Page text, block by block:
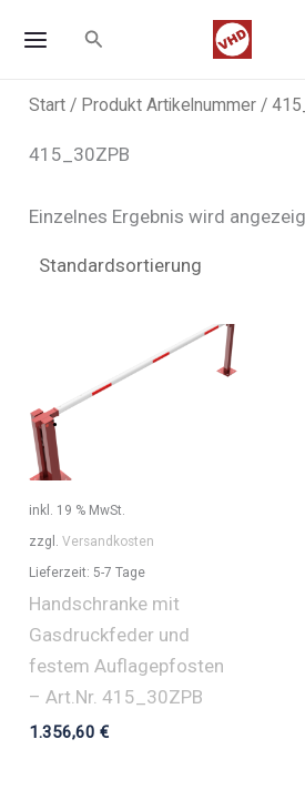
Inhalt
Suchen
Start / Produkt Artikelnummer /
415_30ZPB
Einzelnes Ergebnis wird
inkl. 19 % MwSt.
zzgl.Versandkosten
Lieferzeit: 5-7 Tage
Handschranke mit
Gasdruckfeder und
festem Auflagepfosten
– Art.Nr. 415_30ZPB
1.356,60€